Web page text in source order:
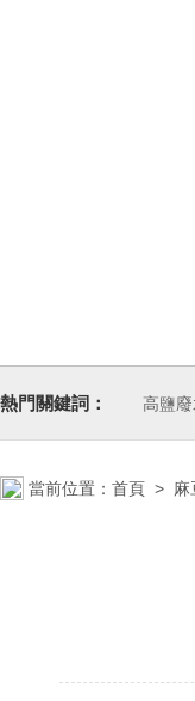
熱門關鍵詞： 高鹽
當前位置： 首頁 > 麻